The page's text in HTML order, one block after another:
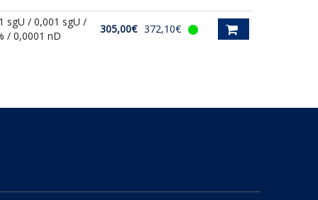
sgU / 0,001 sgU /
/ 0,0001 nD
305,00€ 372,10€